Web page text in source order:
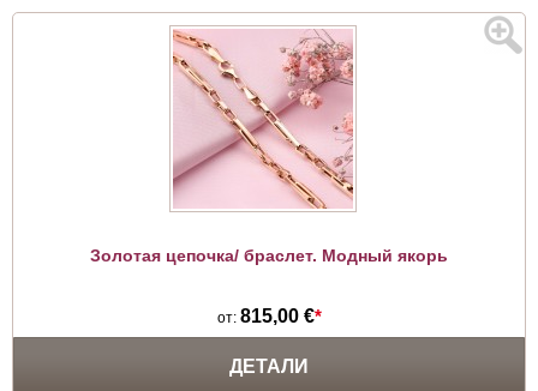
Золотая цепочка/ браслет. Модный якорь
от: 815,00 €*
ДЕТАЛИ